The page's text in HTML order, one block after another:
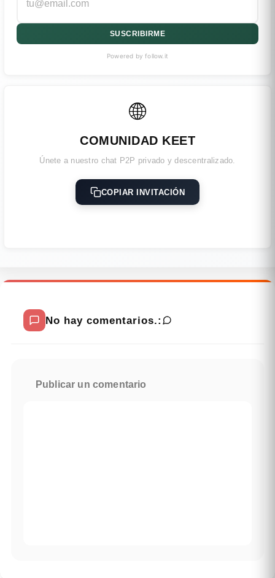
SUSCRIBIRME
Powered by follow.it
🌐
COMUNIDAD KEET
Únete a nuestro chat P2P privado y descentralizado.
COPIAR INVITACIÓN
No hay comentarios.:
Publicar un comentario